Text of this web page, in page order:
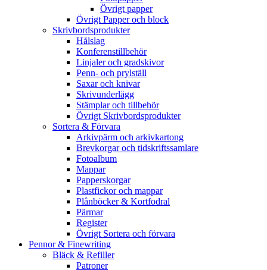
Övrigt papper
Övrigt Papper och block
Skrivbordsprodukter
Hålslag
Konferenstillbehör
Linjaler och gradskivor
Penn- och prylställ
Saxar och knivar
Skrivunderlägg
Stämplar och tillbehör
Övrigt Skrivbordsprodukter
Sortera & Förvara
Arkivpärm och arkivkartong
Brevkorgar och tidskriftssamlare
Fotoalbum
Mappar
Papperskorgar
Plastfickor och mappar
Plånböcker & Kortfodral
Pärmar
Register
Övrigt Sortera och förvara
Pennor & Finewriting
Bläck & Refiller
Patroner